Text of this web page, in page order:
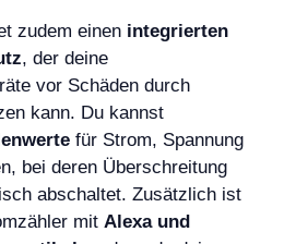
zudem einen integrierten
, der deine
vor Schäden durch
kann. Du kannst
für Strom, Spannung
bei deren Überschreitung
abschaltet. Zusätzlich ist
mit Alexa und